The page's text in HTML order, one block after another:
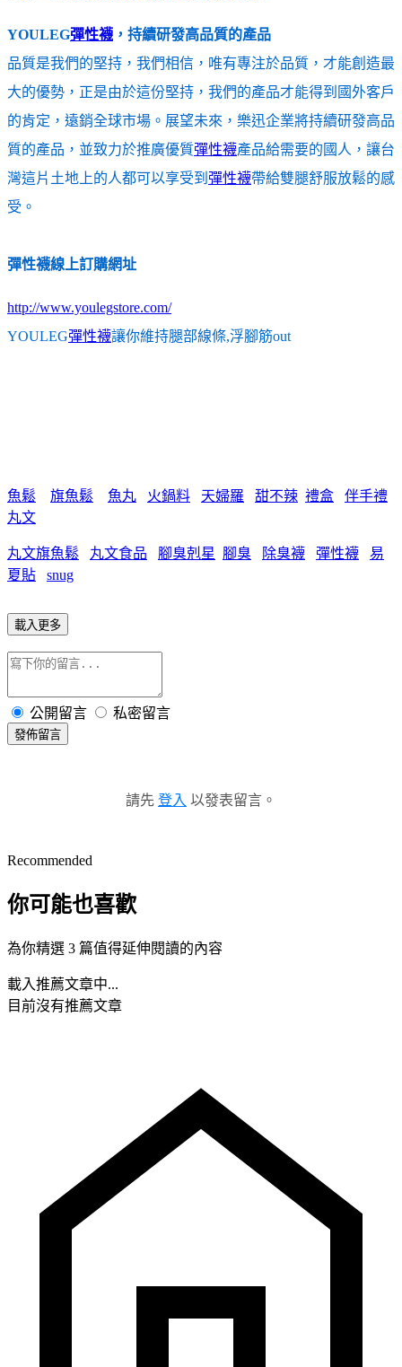
YOULEG彈性襪 ，持續研發高品質的產品
品質是我們的堅持，我們相信，唯有專注於品質，才能創造最
大的優勢，正是由於這份堅持，我們的產品才能得到國外客戶
的肯定，遠銷全球市場。展望未來，樂迅企業將持續研發高品
質的產品，並致力於推廣優質彈性襪產品給需要的國人，讓台
灣這片土地上的人都可以享受到 彈性襪帶給雙腿舒服放鬆的感
受。
彈性襪線上訂購網址
http://www.youlegstore.com/
YOULEG彈性襪讓你維持腿部線條,浮腳筋out
魚鬆 旗魚鬆 魚丸 火鍋料 天婦羅 甜不辣 禮盒
伴手禮
丸文
丸文旗魚鬆 丸文食品 腳臭剋星 腳臭 除臭襪 彈性襪
易
夏貼
snug
載入更多
公開留言 私密留言
發佈留言
請先 登入 以發表留言。
Recommended
你可能也喜歡
為你精選 3 篇值得延伸閱讀的內容
載入推薦文章中...
目前沒有推薦文章